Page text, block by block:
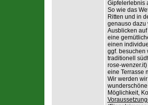
Gipfelerlebnis
So wie das
Ritten und in
genauso dazu
Ausblicken
eine
einen
ggf. besuchen
traditionell
rose-
eine Terrasse
Wir werden
Möglichkeit,